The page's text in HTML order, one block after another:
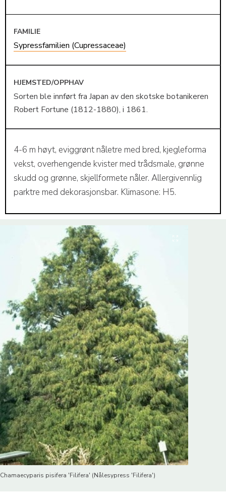
FAMILIE
Sypressfamilien (Cupressaceae)
HJEMSTED/OPPHAV
Sorten ble innført fra Japan av den skotske botanikeren
Robert Fortune (1812-1880), i 1861.
4-6 m høyt, eviggrønt nåletre med bred, kjegleforma
vekst, overhengende kvister med trådsmale, grønne
skudd og grønne, skjellformete nåler. Allergivennlig
parktre med dekorasjonsbar. Klimasone: H5.
Chamaecyparis pisifera 'Filifera' (Nålesypress 'Filifera')